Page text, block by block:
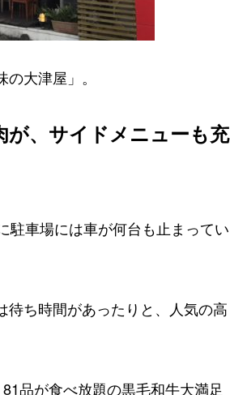
大津屋」。
、サイドメニューも充
駐車場には車が何台も止まってい
ち時間があったりと、人気の高
品が食べ放題の黒毛和牛大満足